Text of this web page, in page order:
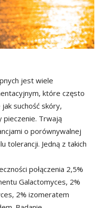
jest wiele
które często
suchość skóry,
pieczenie. Trwają
o porównywalnej
tolerancji. Jedną z takich
połączenia 2,5%
Galactomyces, 2%
2% izomeratem